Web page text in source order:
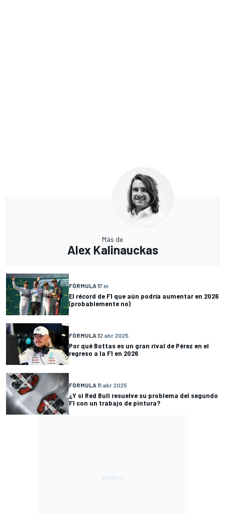
Más de
Alex Kalinauckas
FÓRMULA 17 m
El récord de F1 que aún podría aumentar en 2026
(probablemente no)
FÓRMULA 12 abr 2025
Por qué Bottas es un gran rival de Pérez en el
regreso a la F1 en 2026
FÓRMULA 11 abr 2025
¿Y si Red Bull resuelve su problema del segundo
F1 con un trabajo de pintura?